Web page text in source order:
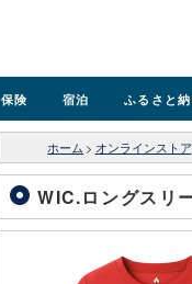
保険 宿泊 ふるさと
ホーム > オンラインストア
WIC.ロングス